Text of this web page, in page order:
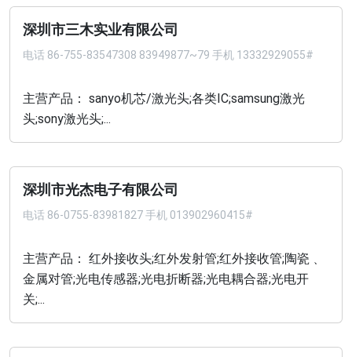
深圳市三木实业有限公司
电话 86-755-83547308 83949877~79 手机 13332929055#
主营产品： sanyo机芯/激光头;各类IC;samsung激光
头;sony激光头;...
深圳市光杰电子有限公司
电话 86-0755-83981827 手机 013902960415#
主营产品： 红外接收头;红外发射管;红外接收管;陶瓷﹑
金属对管;光电传感器;光电折断器;光电耦合器;光电开
关;...